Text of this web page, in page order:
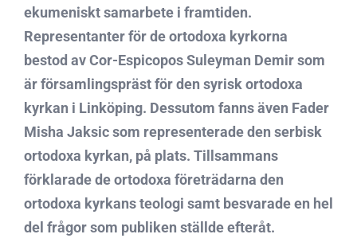
ekumeniskt samarbete i framtiden.
Representanter för de ortodoxa kyrkorna
bestod av Cor-Espicopos Suleyman Demir som
är församlingspräst för den syrisk ortodoxa
kyrkan i Linköping. Dessutom fanns även Fader
Misha Jaksic som representerade den serbisk
ortodoxa kyrkan, på plats. Tillsammans
förklarade de ortodoxa företrädarna den
ortodoxa kyrkans teologi samt besvarade en hel
del frågor som publiken ställde efteråt.